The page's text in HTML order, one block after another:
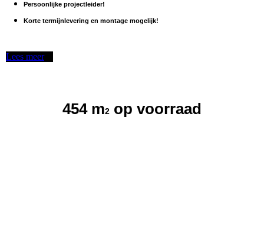
Persoonlijke projectleider!
Korte termijnlevering en montage mogelijk!
Lees meer
454 m2 op voorraad